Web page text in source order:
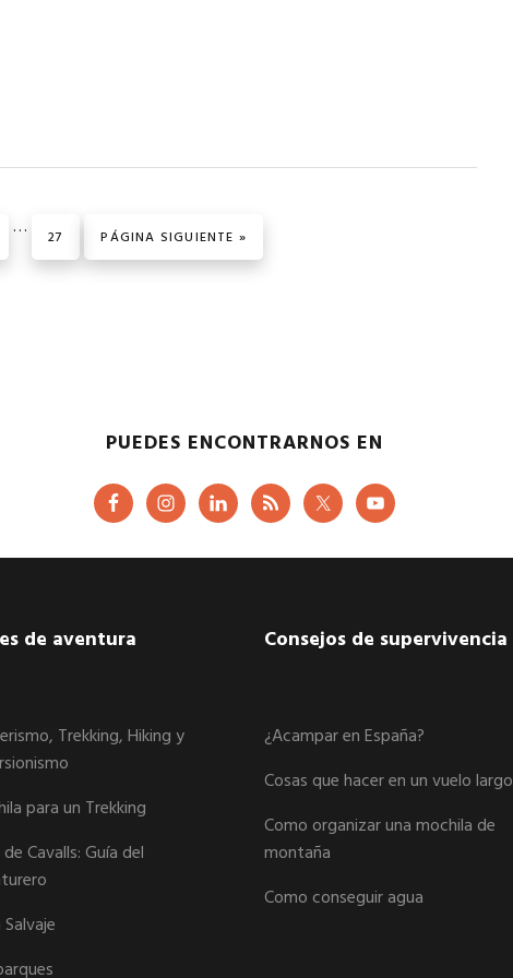
Páginas
intermedias
… PÁGINA
27 IR A LA
PÁGINA SIGUIENTE »
PUEDES ENCONTRARNOS EN
de aventura
Trekking, Hiking y
para un Trekking
Cavalls: Guía del
Consejos de supervivencia
¿Acampar en España?
Cosas que hacer en un vuelo largo
Como organizar una mochila de
montaña
Como conseguir agua